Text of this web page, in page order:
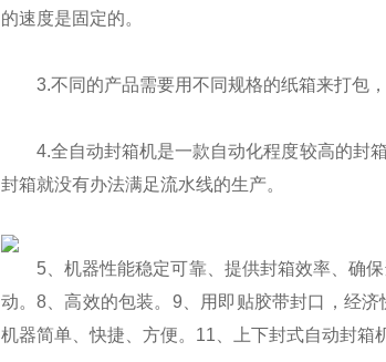
的速度是固定的。
3.不同的产品需要用不同规格的纸箱来打包，
4.全自动封箱机是一款自动化程度较高的封箱
封箱就没有办法满足流水线的生产。
5、机器性能稳定可靠、提供封箱效率、确保
动。8、高效的包装。9、用即贴胶带封口，经
机器简单、快捷、方便。11、上下封式自动封